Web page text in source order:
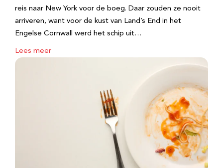
reis naar New York voor de boeg. Daar zouden ze nooit
arriveren, want voor de kust van Land’s End in het
Engelse Cornwall werd het schip uit…
Lees meer